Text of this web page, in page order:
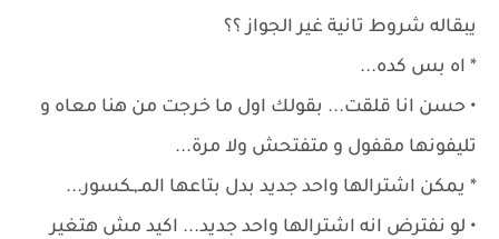
يبقاله شروط تانية غير الجواز ؟؟
* اه بس كده...
• حسن انا قلقت... بقولك اول ما خرجت من هنا معاه و
تليفونها مقفول و متفتحش ولا مرة...
* يمكن اشترالها واحد جديد بدل بتاعها المـ,ـكسور...
• لو نفترض انه اشترالها واحد جديد... اكيد مش هتغير